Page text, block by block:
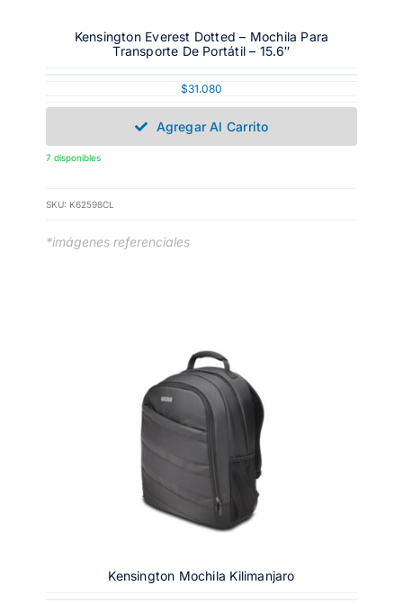
Kensington Everest Dotted – Mochila Para
Transporte De Portátil – 15.6″
$31.080
Agregar Al Carrito
7 disponibles
SKU: K62598CL
*imágenes referenciales
Kensington Mochila Kilimanjaro